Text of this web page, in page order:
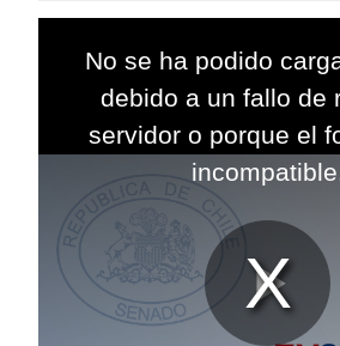
window.
No se ha podido
debido a un fallo de
servidor o porque el